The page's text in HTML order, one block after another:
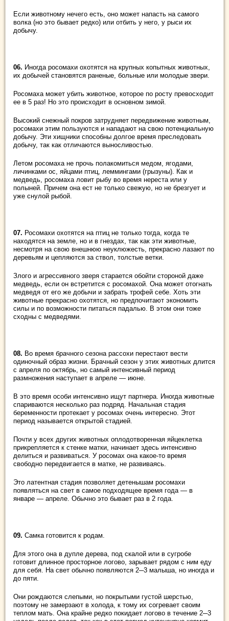
Если животному нечего есть, оно может напасть на самого
волка (но это бывает редко) или отбить у него, у рыси их
добычу.
06. Иногда росомахи охотятся на крупных копытных животных,
их добычей становятся раненые, больные или молодые звери.
Росомаха может убить животное, которое по росту превосходит
ее в 5 раз! Но это происходит в основном зимой.
Высокий снежный покров затрудняет передвижение животным,
росомахи этим пользуются и нападают на свою потенциальную
добычу. Эти хищники способны долгое время преследовать
добычу, так как отличаются выносливостью.
Летом росомаха не прочь полакомиться медом, ягодами,
личинками ос, яйцами птиц, леммингами (грызуны). Как и
медведь, росомаха ловит рыбу во время нереста или у
полыней. Причем она ест не только свежую, но не брезгует и
уже снулой рыбой.
07. Росомахи охотятся на птиц не только тогда, когда те
находятся на земле, но и в гнездах, так как эти животные,
несмотря на свою внешнюю неуклюжесть, прекрасно лазают по
деревьям и цепляются за ствол, толстые ветки.
Злого и агрессивного зверя старается обойти стороной даже
медведь, если он встретится с росомахой. Она может отогнать
медведя от его же добычи и забрать трофей себе. Хоть эти
животные прекрасно охотятся, но предпочитают экономить
силы и по возможности питаться падалью. В этом они тоже
сходны с медведями.
08. Во время брачного сезона рассохи перестают вести
одиночный образ жизни. Брачный сезон у этих животных длится
с апреля по октябрь, но самый интенсивный период
размножения наступает в апреле ― июне.
В это время особи интенсивно ищут партнера. Иногда животные
спариваются несколько раз подряд. Начальная стадия
беременности протекает у росомах очень интересно. Этот
период называется открытой стадией.
Почти у всех других животных оплодотворенная яйцеклетка
прикрепляется к стенке матки, начинает здесь интенсивно
делиться и развиваться. У росомах она какое-то время
свободно передвигается в матке, не развиваясь.
Это латентная стадия позволяет детенышам росомахи
появляться на свет в самое подходящее время года ― в
январе ― апреле. Обычно это бывает раз в 2 года.
09. Самка готовится к родам.
Для этого она в дупле дерева, под скалой или в сугробе
готовит длинное просторное логово, зарывает рядом с ним еду
для себя. На свет обычно появляются 2─3 малыша, но иногда и
до пяти.
Они рождаются слепыми, но покрытыми густой шерстью,
поэтому не замерзают в холода, к тому их согревает своим
теплом мать. Она крайне редко покидает логово в течение 2─3